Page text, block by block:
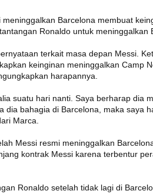
Barcelona membuat
Ronaldo untuk meninggalkan
terkait masa depan Messi.
keinginan meninggalkan Camp
harapannya.
suatu hari nanti. Saya berharap dia
dia bahagia di Barcelona, maka saya
Marca.
Messi resmi meninggalkan
kontrak Messi karena terbentur
Ronaldo setelah tidak lagi di